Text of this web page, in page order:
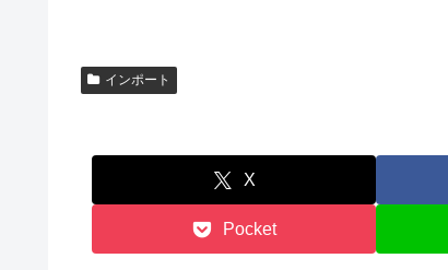
インポート
X
Pocket